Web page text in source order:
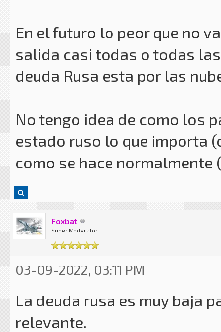
En el futuro lo peor que no
salida casi todas o todas
deuda Rusa esta por las
No tengo idea de como los
estado ruso lo que importa
como se hace normalmente
Foxbat
Super Moderator
03-09-2022, 03:11 PM
La deuda rusa es muy baja
relevante.